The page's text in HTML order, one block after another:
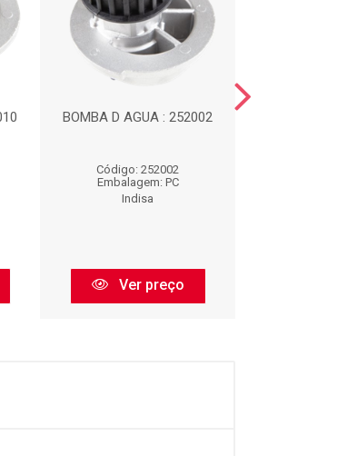
BOMBA D AGUA : 252002
Código: 252002
Embalagem: PC
Indisa
Ver preço